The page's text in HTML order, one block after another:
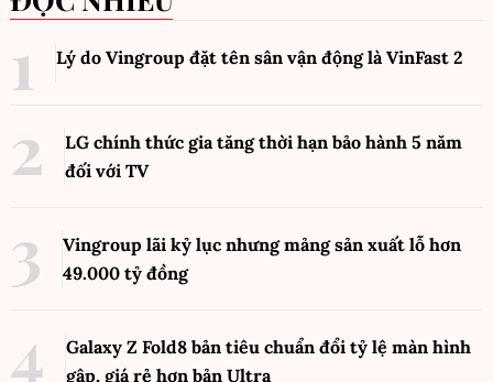
Lý do Vingroup đặt tên sân vận động là VinFast 2
LG chính thức gia tăng thời hạn bảo hành 5 năm
đối với TV
Vingroup lãi kỷ lục nhưng mảng sản xuất lỗ hơn
49.000 tỷ đồng
Galaxy Z Fold8 bản tiêu chuẩn đổi tỷ lệ màn hình
gập, giá rẻ hơn bản Ultra